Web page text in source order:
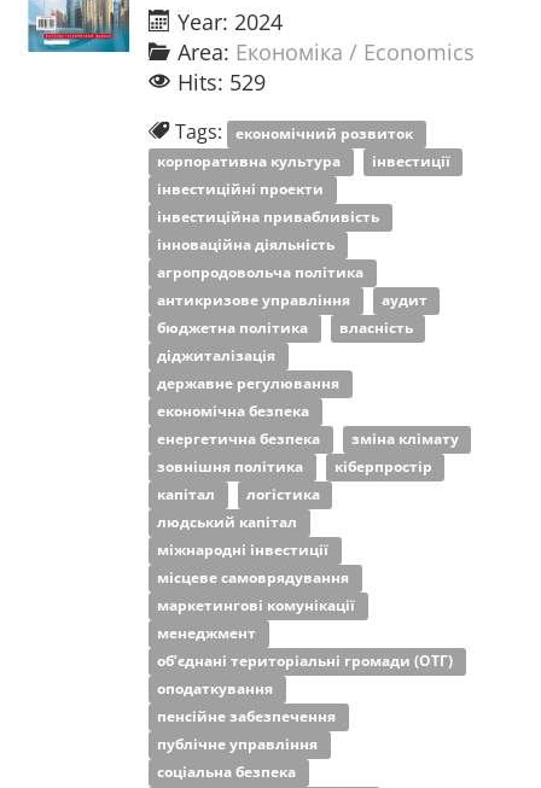
Year: 2024
Area: Економіка / Economics
Hits: 529
Tags: економічний розвиток
корпоративна культура
інвестиції
інвестиційні проекти
інвестиційна привабливість
інноваційна діяльність
агропродовольча політика
антикризове управління
аудит
бюджетна політика
власність
діджиталізація
державне регулювання
економічна безпека
енергетична безпека
зміна клімату
зовнішня політика
кіберпростір
капітал
логістика
людський капітал
міжнародні інвестиції
місцеве самоврядування
маркетингові комунікації
менеджмент
об’єднані територіальні громади (ОТГ)
оподаткування
пенсійне забезпечення
публічне управління
соціальна безпека